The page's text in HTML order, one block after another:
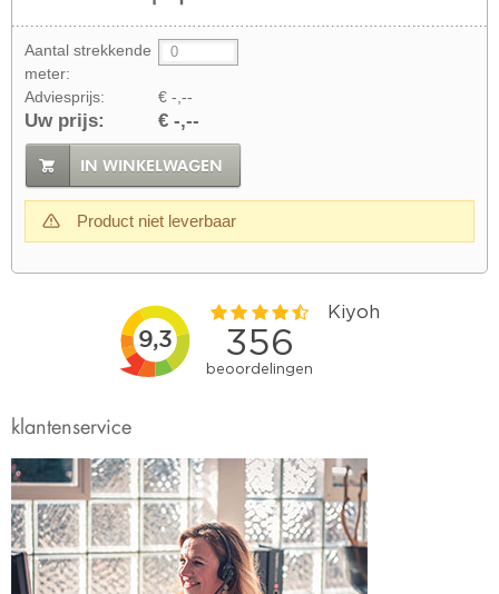
Aantal strekkende
meter:
Adviesprijs:
€ -,--
Uw prijs: € -,--
IN WINKELWAGEN
Product niet leverbaar
klantenservice